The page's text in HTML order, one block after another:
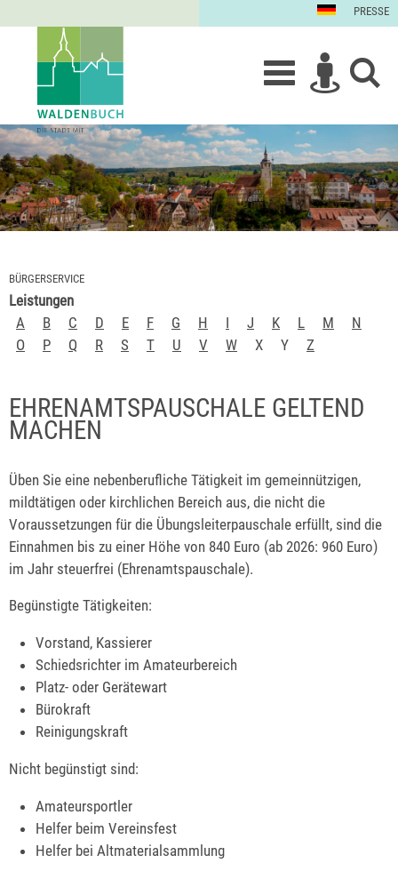
PRESSE
BÜRGERSERVICE
Leistungen
A
B C D E F G H I J K L M
N
O
P Q R S T U V W X Y Z
EHRENAMTSPAUSCHALE GELTEND
MACHEN
Üben Sie eine nebenberufliche Tätigkeit im gemeinnützigen,
mildtätigen oder kirchlichen Bereich aus, die nicht die
Voraussetzungen für die Übungsleiterpauschale erfüllt, sind die
Einnahmen bis zu einer Höhe von 840 Euro (ab 2026: 960 Euro)
im Jahr steuerfrei (Ehrenamtspauschale).
Begünstigte Tätigkeiten:
Vorstand, Kassierer
Schiedsrichter im Amateurbereich
Platz- oder Gerätewart
Bürokraft
Reinigungskraft
Nicht begünstigt sind:
Amateursportler
Helfer beim Vereinsfest
Helfer bei Altmaterialsammlung